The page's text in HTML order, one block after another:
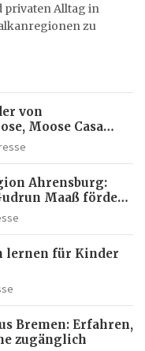
privaten Alltag in
zu
von
Moose Casa
Brasil |
für Bildung
Ahrensburg:
Maaß fördert
Frauen
lernen für Kinder
Bremen: Erfahren,
zugänglich